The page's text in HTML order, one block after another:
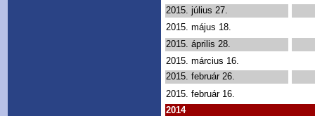
2015. július 27.
2015. május 18.
2015. április 28.
2015. március 16.
2015. február 26.
2015. február 16.
2014